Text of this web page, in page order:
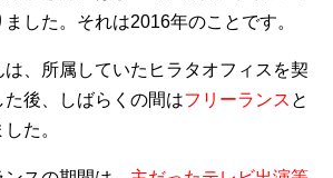
した。それは2016年のことです。
、所属していたヒラタオフィスを契
後、しばらくの間はフリーランス と
た。